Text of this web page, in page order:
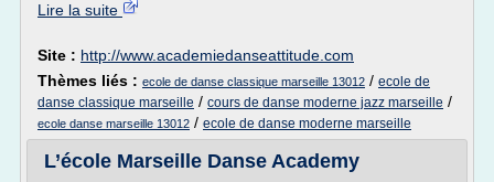
Lire la suite
Site : http://www.academiedanseattitude.com
Thèmes liés : ecole de danse classique marseille 13012 / ecole de
danse classique marseille / cours de danse moderne jazz marseille /
ecole danse marseille 13012 / ecole de danse moderne marseille
L’école Marseille Danse Academy